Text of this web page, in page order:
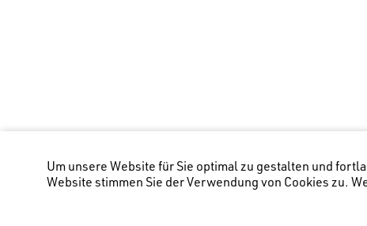
Um unsere Website für Sie optimal zu gestalten und
Website stimmen Sie der Verwendung von Cookies zu.